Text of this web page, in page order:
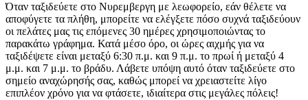
Όταν ταξιδεύετε στο Νυρεμβεργη με λεωφορείο, εάν θέλετε να
αποφύγετε τα πλήθη, μπορείτε να ελέγξετε πόσο συχνά ταξιδεύουν
οι πελάτες μας τις επόμενες 30 ημέρες χρησιμοποιώντας το
παρακάτω γράφημα. Κατά μέσο όρο, οι ώρες αιχμής για να
ταξιδέψετε είναι μεταξύ 6:30 π.μ. και 9 π.μ. το πρωί ή μεταξύ 4
μ.μ. και 7 μ.μ. το βράδυ. Λάβετε υπόψη αυτό όταν ταξιδεύετε στο
σημείο αναχώρησής σας, καθώς μπορεί να χρειαστείτε λίγο
επιπλέον χρόνο για να φτάσετε, ιδιαίτερα στις μεγάλες πόλεις!